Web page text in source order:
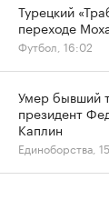
Турецкий
переходе
Футбол, 16:02
Умер бывший
президент
Каплин
Единоборства,